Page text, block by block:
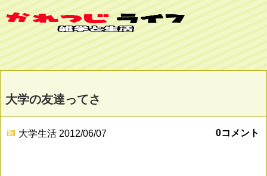
大学の友達ってさ
大学生活 2012/06/07 0コメント